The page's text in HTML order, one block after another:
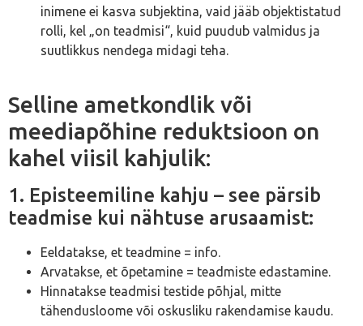
inimene ei kasva subjektina, vaid jääb objektistatud
rolli, kel „on teadmisi“, kuid puudub valmidus ja
suutlikkus nendega midagi teha.
Selline ametkondlik või
meediapõhine reduktsioon on
kahel viisil kahjulik:
1. Episteemiline kahju – see pärsib
teadmise kui nähtuse arusaamist:
Eeldatakse, et teadmine = info.
Arvatakse, et õpetamine = teadmiste edastamine.
Hinnatakse teadmisi testide põhjal, mitte
tähendusloome või oskusliku rakendamise kaudu.